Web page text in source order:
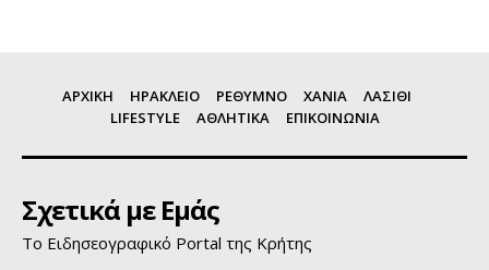
ΑΡΧΙΚΗ ΗΡΑΚΛΕΙΟ ΡΕΘΥΜΝΟ ΧΑΝΙΑ
ΛΑΣΙΘΙ
LIFESTYLE
ΑΘΛΗΤΙΚΑ ΕΠΙΚΟΙΝΩΝΙΑ
Σχετικά με Εμάς
Το Ειδησεογραφικό Portal της Κρήτης